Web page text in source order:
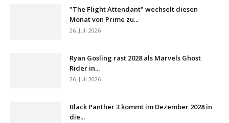
"The Flight Attendant" wechselt diesen
Monat von Prime zu...
26. Juli 2026
Ryan Gosling rast 2028 als Marvels Ghost
Rider in...
26. Juli 2026
Black Panther 3 kommt im Dezember 2028 in
die...